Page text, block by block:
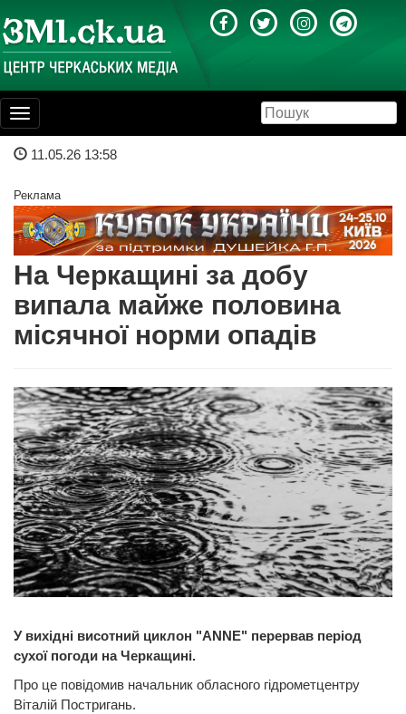
Toggle
navigation
11.05.26 13:58
Реклама
На Черкащині за добу
випала майже половина
місячної норми опадів
У вихідні висотний циклон "ANNE" перервав період
сухої погоди на Черкащині.
Про це повідомив начальник обласного гідрометцентру
Віталій Постригань.